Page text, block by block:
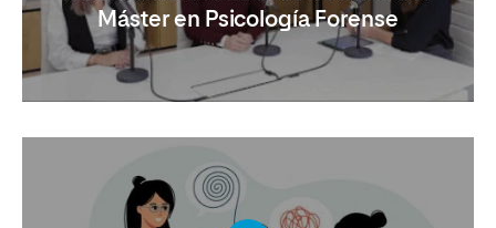
Máster en Psicología Forense